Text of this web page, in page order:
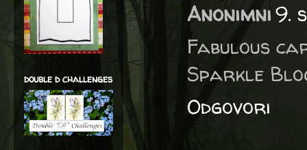
Anonimni9.
Fabulous
Sparkle
Odgovori
double d challenges